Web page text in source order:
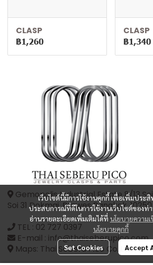
CLASP
฿1,260
CLASP
฿1,340
เว็บไซต์นี้มีการใช้งานคุกกี้ เพื่อเพิ่มประ
ประสบการณ์ที่ดีในการใช้งานเว็บไซต์ของท่
อ่านรายละเอียดเพิ่มเติมได้ที่ นโยบายความ
นโยบายคุกกี้
Set Cookies Accept
Gemopolis Industrial Estate 8/13
Soi 31 Dokmai, Prawes Bangkok,
TEL : 02 727 0397
E-mail : info@thaiseberupico.com
Maps: Thai Seberu Pico Co.,Ltd.